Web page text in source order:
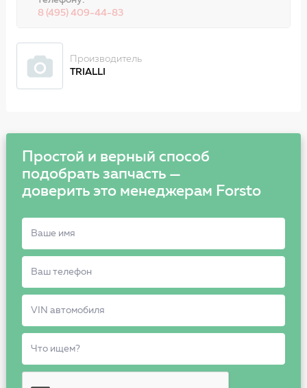
8 (495) 409-44-83
Производитель
TRIALLI
Простой и верный способ
подобрать запчасть —
доверить это менеджерам Forsto